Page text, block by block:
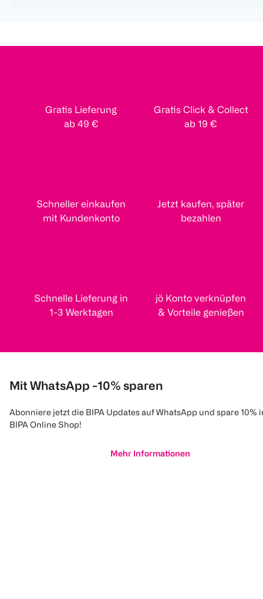
Gratis Lieferung
ab 49 €
Gratis Click & Collect
ab 19 €
Schneller einkaufen
mit Kundenkonto
Jetzt kaufen, später
bezahlen
Schnelle Lieferung in
1-3 Werktagen
jö Konto verknüpfen
& Vorteile genießen
Mit WhatsApp -10% sparen
Abonniere jetzt die BIPA Updates auf WhatsApp und spare 10%
BIPA Online Shop!
Mehr Informationen